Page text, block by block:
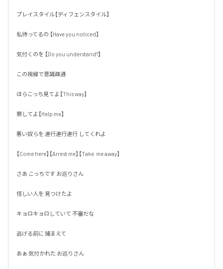
プレイスタイル【ディフェンスタイル】
私待ってるの 【Have you noticed】
気付くのを 【Do you understand?】
この視線で意識疎通
ほらこっち見てよ【This way】
察してよ【Help me】
悪い奴らを 連行連行連行 してくれよ
【Come here】【Arrest me】【Take  me away】
さあ こっちです お巡りさん
怪しい人を 見つけたよ
キョロキョロしていて 不審だな
逃げる前に 捕まえて
あぁ 気付かれた お巡りさん